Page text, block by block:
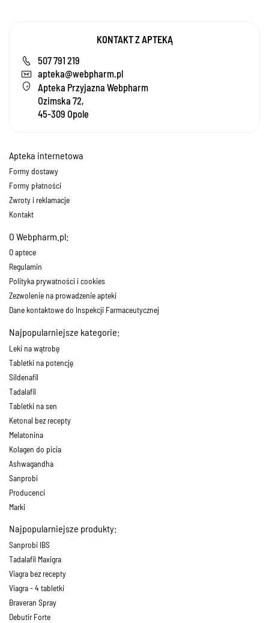
KONTAKT Z APTEKĄ
507 791 219
apteka@webpharm.pl
Apteka Przyjazna Webpharm
Ozimska 72,
45-309 Opole
Apteka internetowa
Formy dostawy
Formy płatności
Zwroty i reklamacje
Kontakt
O Webpharm.pl:
O aptece
Regulamin
Polityka prywatności i cookies
Zezwolenie na prowadzenie apteki
Dane kontaktowe do Inspekcji Farmaceutycznej
Najpopularniejsze kategorie:
Leki na wątrobę
Tabletki na potencję
Sildenafil
Tadalafil
Tabletki na sen
Ketonal bez recepty
Melatonina
Kolagen do picia
Ashwagandha
Sanprobi
Producenci
Marki
Najpopularniejsze produkty:
Sanprobi IBS
Tadalafil Maxigra
Viagra bez recepty
Viagra - 4 tabletki
Braveran Spray
Debutir Forte